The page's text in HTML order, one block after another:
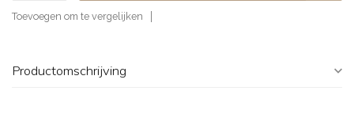
Toevoegen om te vergelijken
Productomschrijving